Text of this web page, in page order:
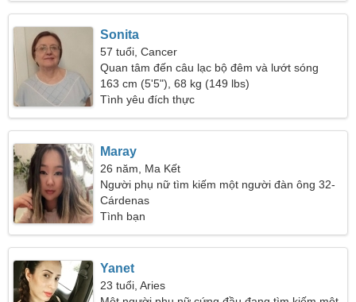
Sonita
57 tuổi, Cancer
Quan tâm đến câu lạc bộ đêm và lướt sóng
163 cm (5'5"), 68 kg (149 lbs)
Tình yêu đích thực
Maray
26 năm, Ma Kết
Người phụ nữ tìm kiếm một người đàn ông 32-
36
Cárdenas
Tình bạn
Yanet
23 tuổi, Aries